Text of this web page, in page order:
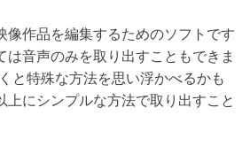
像作品を編集するためのソフトです
は音声のみを取り出すこともできま
と特殊な方法を思い浮かべるかも
上にシンプルな方法で取り出すこと